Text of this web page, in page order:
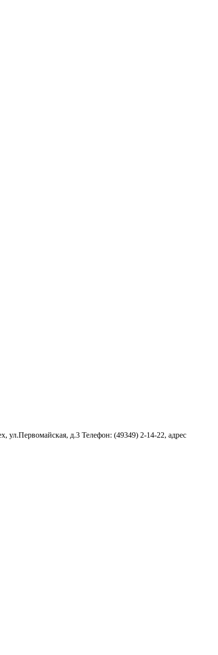
ул.Первомайская, д.3 Телефон: (49349) 2-14-22, адрес